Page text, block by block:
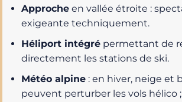
Approche en vallée étroite :
exigeante techniquement.
Héliport intégré permettant de
directement les stations de ski.
Météo alpine : en hiver, neige et
peuvent perturber les vols hélico